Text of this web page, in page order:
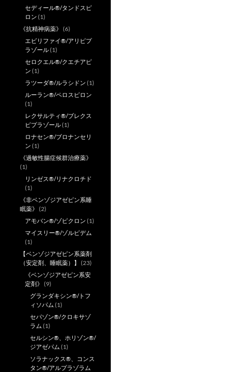
セディール®/タンドスピ
ロン (1)
《抗精神病薬》 (6)
エビリファイ®/アリピプ
ラゾール(1)
セロクエル®/クエチアピ
ン (1)
ラツーダ®/ルラシドン (1)
ルーラン®/ペロスピロン
(1)
レクサルティ®/ブレクス
ピプラゾール(1)
ロナセン®/ブロナンセリ
ン (1)
《過敏性腸症候群治療薬》
(1)
リンゼス®/リナクロチド
(1)
《非ベンゾジアゼピン系睡
眠薬》 (2)
アモバン®/ゾピクロン (1)
マイスリー®/ゾルピデム
(1)
【ベンゾジアゼピン系薬剤
（安定剤、睡眠薬）】
(23)
《ベンゾジアゼピン系安
定剤》 (9)
グランダキシン®/トフ
ィソパム (1)
セパゾン®/クロキサゾ
ラム (1)
セルシン®、ホリゾン®/
ジアゼパム (1)
ソラナックス®、コンス
タン®/アルプラゾラム